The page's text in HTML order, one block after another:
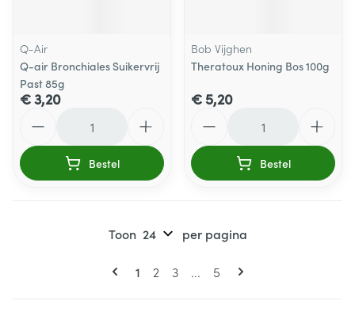
Q-Air
Q-air Bronchiales Suikervrij
Past 85g
€ 3,20
Bestel
Bob Vijghen
Theratoux Honing Bos 100g
€ 5,20
Bestel
Pagina's
U lees momenteel pagina
1 Pagina
2 Pagina
3 ... Pagina
5
Toon per pagina